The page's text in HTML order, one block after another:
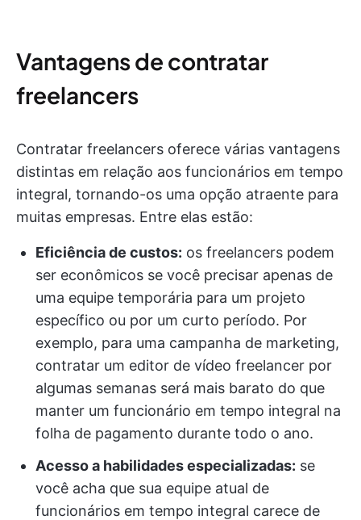
Vantagens de contratar
freelancers
Contratar freelancers oferece várias vantagens
distintas em relação aos funcionários em tempo
integral, tornando-os uma opção atraente para
muitas empresas. Entre elas estão:
Eficiência de custos: os freelancers podem
ser econômicos se você precisar apenas de
uma equipe temporária para um projeto
específico ou por um curto período. Por
exemplo, para uma campanha de marketing,
contratar um editor de vídeo freelancer por
algumas semanas será mais barato do que
manter um funcionário em tempo integral na
folha de pagamento durante todo o ano.
Acesso a habilidades especializadas: se
você acha que sua equipe atual de
funcionários em tempo integral carece de